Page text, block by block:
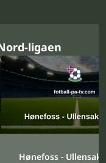
ligaen
Hønefoss -